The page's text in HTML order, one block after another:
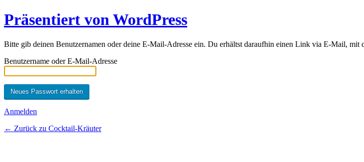
Präsentiert von WordPress
Bitte gib deinen Benutzernamen oder deine E-Mail-Adresse ein. Du erhältst daraufhin einen Link via E-Mail, mit
Benutzername oder E-Mail-Adresse
Anmelden
← Zurück zu Cocktail-Kräuter